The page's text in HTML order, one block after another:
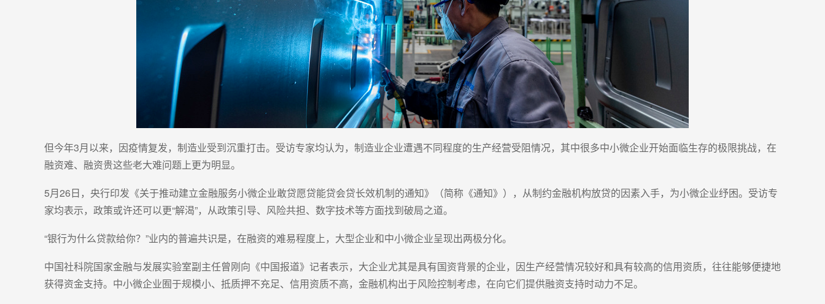
但今年3月以来，因疫情复发，制造业受到沉重打击。受访专家均认为，制造业企业遭遇不同程度的生产经营受阻情况，其中很多中小微企业开始面临生存的极限挑战，在
融资难、融资贵这些老大难问题上更为明显。
5月26日，央行印发《关于推动建立金融服务小微企业敢贷愿贷能贷会贷长效机制的通知》（简称《通知》），从制约金融机构放贷的因素入手，为小微企业纾困。受访专
家均表示，政策或许还可以更“解渴”，从政策引导、风险共担、数字技术等方面找到破局之道。
“银行为什么贷款给你？”业内的普遍共识是，在融资的难易程度上，大型企业和中小微企业呈现出两极分化。
中国社科院国家金融与发展实验室副主任曾刚向《中国报道》记者表示，大企业尤其是具有国资背景的企业，因生产经营情况较好和具有较高的信用资质，往往能够便捷地
获得资金支持。中小微企业囿于规模小、抵质押不充足、信用资质不高，金融机构出于风险控制考虑，在向它们提供融资支持时动力不足。